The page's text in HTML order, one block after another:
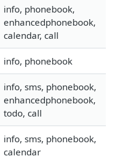
info, phonebook,
enhancedphonebook,
calendar, call
info, phonebook
info, sms, phonebook,
enhancedphonebook,
todo, call
info, sms, phonebook,
calendar